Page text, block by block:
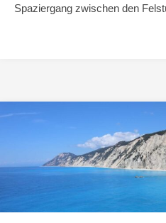
Spaziergang zwischen den